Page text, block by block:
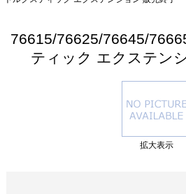
76615/76625/76645/
ティック エクステン
拡大表示